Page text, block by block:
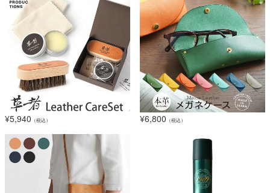
¥5,940 （税込） ¥6,800 （税込）